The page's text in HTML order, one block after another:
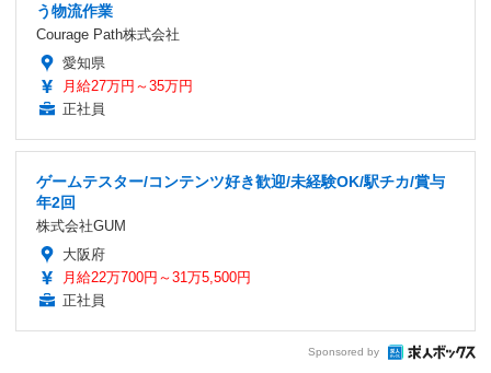
う物流作業
Courage Path株式会社
愛知県
月給27万円～35万円
正社員
ゲームテスター/コンテンツ好き歓迎/未経験OK/駅チカ/賞与
年2回
株式会社GUM
大阪府
月給22万700円～31万5,500円
正社員
Sponsored by